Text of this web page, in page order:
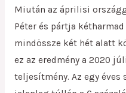
Miután az áprilisi
Péter és pártja
mindössze két hét alatt
ez az eredmény a 2020
teljesítmény. Az egy éves